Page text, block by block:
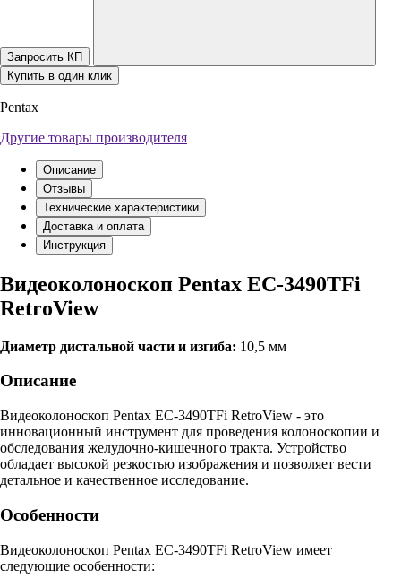
Запросить КП
Купить в один клик
Pentax
Другие товары производителя
Описание
Отзывы
Технические характеристики
Доставка и оплата
Инструкция
Видеоколоноскоп Pentax EC-3490TFi
RetroView
Диаметр дистальной части и изгиба: 10,5 мм
Описание
Видеоколоноскоп Pentax EC-3490TFi RetroView - это
инновационный инструмент для проведения колоноскопии и
обследования желудочно-кишечного тракта. Устройство
обладает высокой резкостью изображения и позволяет вести
детальное и качественное исследование.
Особенности
Видеоколоноскоп Pentax EC-3490TFi RetroView имеет
следующие особенности: